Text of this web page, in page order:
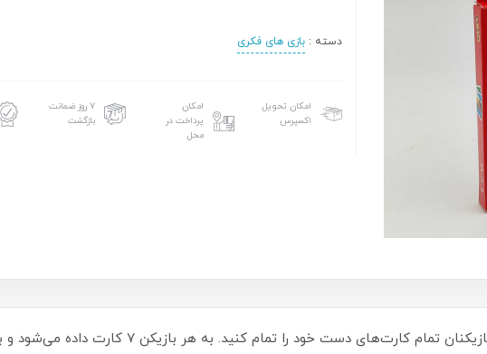
دسته :بازی های فکری
امکان تحویل
اکسپرس
امکان
پرداخت در
محل
۷ روز ضمانت
بازگشت
هدف این است که زودتر از بقیه بازیکنان تمام